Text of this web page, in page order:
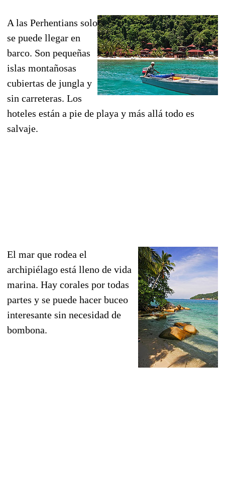
A las Perhentians solo
se puede llegar en
barco. Son pequeñas
islas montañosas
cubiertas de jungla y
sin carreteras. Los
hoteles están a pie de playa y más allá todo es
salvaje.
El mar que rodea el
archipiélago está lleno de vida
marina. Hay corales por todas
partes y se puede hacer buceo
interesante sin necesidad de
bombona.